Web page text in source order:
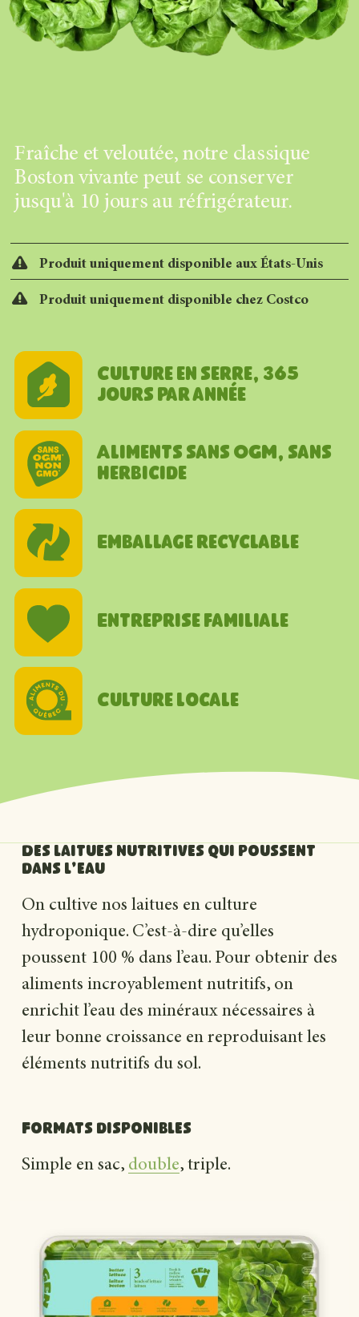
Fraîche et veloutée, notre classique
Boston vivante peut se conserver
jusqu'à 10 jours au réfrigérateur.
Produit uniquement disponible aux États-Unis
Produit uniquement disponible chez Costco
Culture en serre, 365
jours par année
Aliments sans OGM, sans
herbicide
Emballage recyclable
Entreprise familiale
Culture locale
Des laitues nutritives qui poussent
dans l’eau
On cultive nos laitues en culture
hydroponique. C’est-à-dire qu’elles
poussent 100 % dans l’eau. Pour obtenir des
aliments incroyablement nutritifs, on
enrichit l’eau des minéraux nécessaires à
leur bonne croissance en reproduisant les
éléments nutritifs du sol.
Formats disponibles
Simple en sac, double, triple.